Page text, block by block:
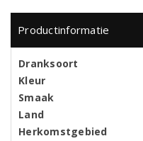
Productinformatie
Dranksoort
Kleur
Smaak
Land
Herkomstgebied